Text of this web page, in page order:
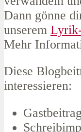
Dann gönne
unserem
Mehr
Diese
interessieren: